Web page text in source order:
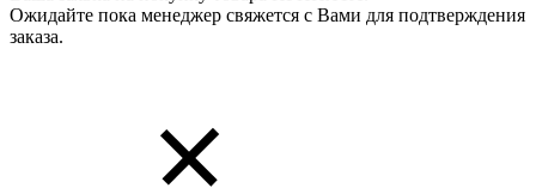
Ожидайте пока менеджер свяжется с Вами для подтверждения
заказа.